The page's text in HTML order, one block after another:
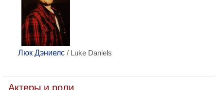
Люк Дэниелс / Luke Daniels
Актеры и роли